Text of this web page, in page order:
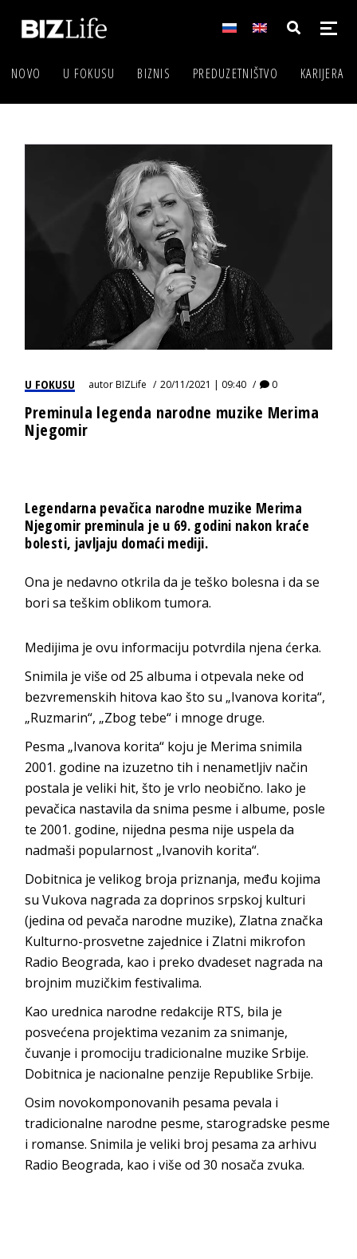
NOVO U FOKUSU BIZNIS PREDUZETNIŠTVO KARIJERA
U FOKUSU autorBIZLife 20/11/2021 | 09:40 0
Preminula legenda narodne muzike Merima
Njegomir
Legendarna pevačica narodne muzike Merima
Njegomir preminula je u 69. godini nakon kraće
bolesti, javljaju domaći mediji.
Ona je nedavno otkrila da je teško bolesna i da se
bori sa teškim oblikom tumora.
Medijima je ovu informaciju potvrdila njena ćerka.
Snimila je više od 25 albuma i otpevala neke od
bezvremenskih hitova kao što su „Ivanova korita“,
„Ruzmarin“, „Zbog tebe“ i mnoge druge.
Pesma „Ivanova korita“ koju je Merima snimila
2001. godine na izuzetno tih i nenametljiv način
postala je veliki hit, što je vrlo neobično. Iako je
pevačica nastavila da snima pesme i albume, posle
te 2001. godine, nijedna pesma nije uspela da
nadmaši popularnost „Ivanovih korita“.
Dobitnica je velikog broja priznanja, među kojima
su Vukova nagrada za doprinos srpskoj kulturi
(jedina od pevača narodne muzike), Zlatna značka
Kulturno-prosvetne zajednice i Zlatni mikrofon
Radio Beograda, kao i preko dvadeset nagrada na
brojnim muzičkim festivalima.
Kao urednica narodne redakcije RTS, bila je
posvećena projektima vezanim za snimanje,
čuvanje i promociju tradicionalne muzike Srbije.
Dobitnica je nacionalne penzije Republike Srbije.
Osim novokomponovanih pesama pevala i
tradicionalne narodne pesme, starogradske pesme
i romanse. Snimila je veliki broj pesama za arhivu
Radio Beograda, kao i više od 30 nosača zvuka.